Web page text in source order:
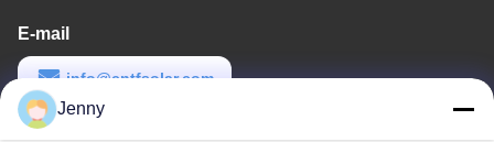
E-mail
info@cntfsolar.com
Werktijd
Jenny